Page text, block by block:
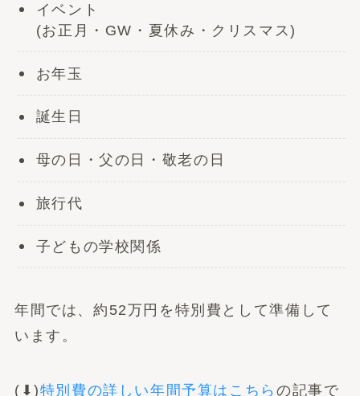
イベント
(お正月・GW・夏休み・クリスマス)
お年玉
誕生日
母の日・父の日・敬老の日
旅行代
子どもの学校関係
年間では、約52万円を特別費として準備して
います。
(⬇︎)特別費の詳しい年間予算はこちら の記事で